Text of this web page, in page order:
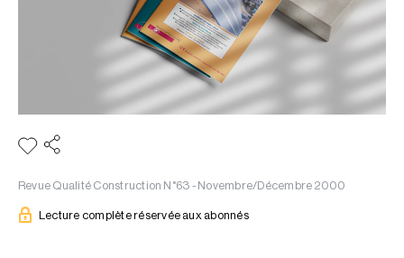
Revue Qualité Construction N°63 - Novembre/Décembre 2000
Lecture complète réservée aux abonnés